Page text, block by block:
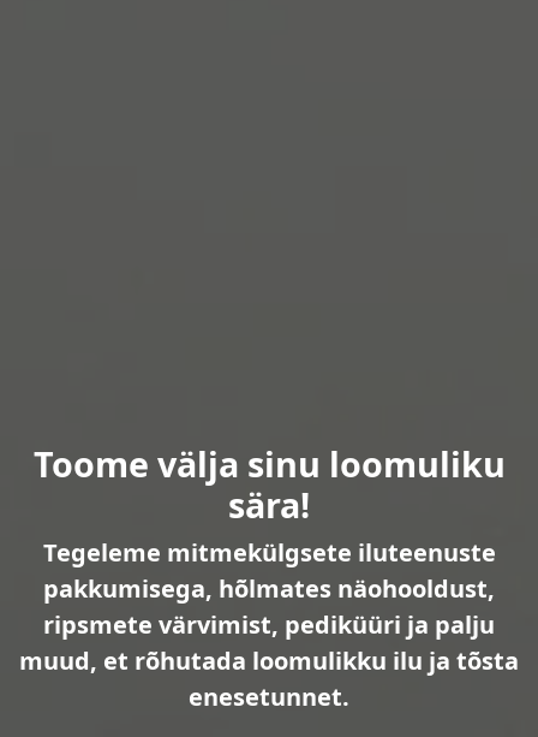
Toome välja sinu loomuliku
sära!
Tegeleme mitmekülgsete iluteenuste
pakkumisega, hõlmates näohooldust,
ripsmete värvimist, pediküüri ja palju
muud, et rõhutada loomulikku ilu ja tõsta
enesetunnet.